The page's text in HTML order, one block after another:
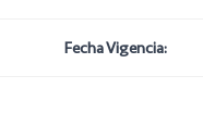
Fecha Vigencia: